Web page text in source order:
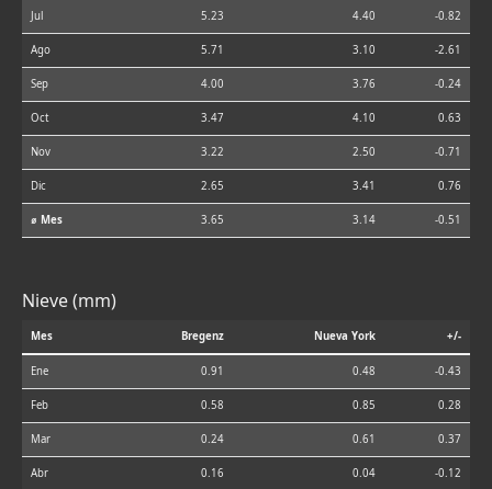
Jul 5.23 4.40 -0.82
Ago 5.71 3.10 -2.61
Sep 4.00 3.76 -0.24
Oct 3.47 4.10 0.63
Nov 3.22 2.50 -0.71
Dic 2.65 3.41 0.76
⌀ Mes 3.65 3.14 -0.51
Nieve (mm)
Mes Bregenz Nueva York +/-
Ene 0.91 0.48 -0.43
Feb 0.58 0.85 0.28
Mar 0.24 0.61 0.37
Abr 0.16 0.04 -0.12